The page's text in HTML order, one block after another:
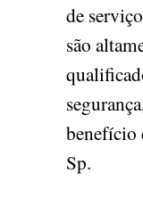
de
são
benefício
Sp.